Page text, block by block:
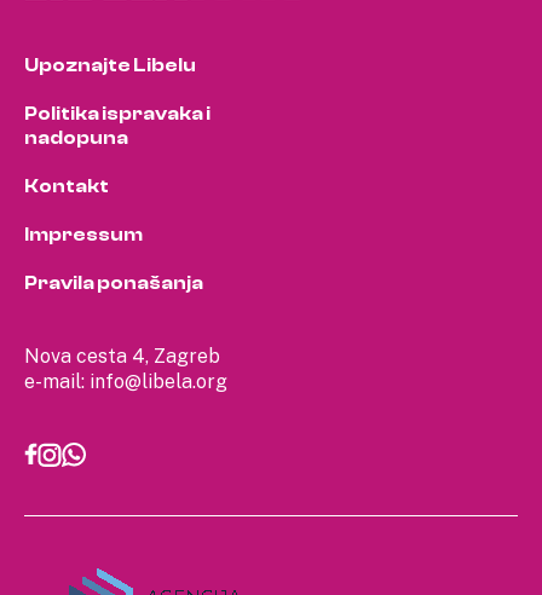
Nova cesta 4, Zagreb
e-mail: info@libela.org
Upoznajte Libelu
Politika ispravaka i
nadopuna
Kontakt
Impressum
Pravila ponašanja